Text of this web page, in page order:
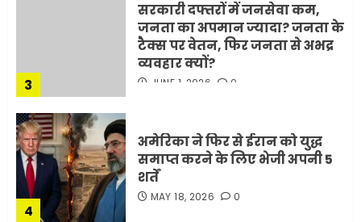
3
सरकारी दफ्तरों में जनसेवा कम,
जनता का अपमान ज्यादा? जनता के
टैक्स पर वेतन, फिर जनता से अभद्र
व्यवहार क्यों?
JUNE 1, 2026 0
4
अमेरिका ने फिर से ईरान को युद्ध
समाप्त करने के लिए भेजी अपनी 5
शर्तें
MAY 18, 2026 0